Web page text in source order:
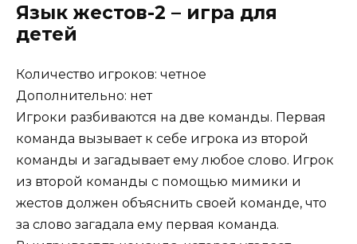
Язык жестов-2 – игра для
детей
Количество игроков: четное
Дополнительно: нет
Игроки разбиваются на две команды. Первая
команда вызывает к себе игрока из второй
команды и загадывает ему любое слово. Игрок
из второй команды с помощью мимики и
жестов должен объяснить своей команде, что
за слово загадала ему первая команда.